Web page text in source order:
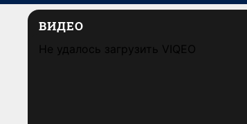
ВИДЕО
Не удалось загрузить VIQEO